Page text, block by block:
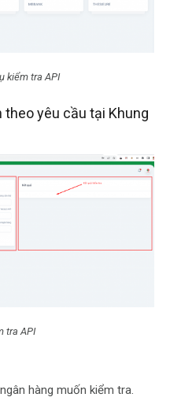
kiểm tra API
yêu cầu tại Khung
tra API
hàng muốn kiểm tra.